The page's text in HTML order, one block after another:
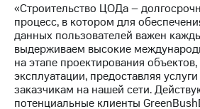
Рынок
акций
Описание
Программа
приобретения
Порядок
«Строительство ЦОДа –
процесс, в котором для
данных пользователей важен
выдерживаем высокие
на этапе проектирования
эксплуатации, предоставляя
заказчикам на нашей сети.
потенциальные клиенты